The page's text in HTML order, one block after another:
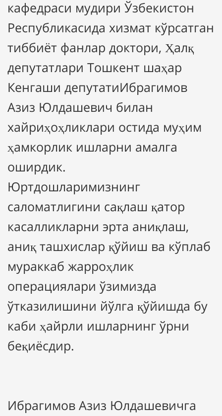
кафедраси мудири Ўзбекистон
Республикасида хизмат кўрсатган
тиббиёт фанлар доктори, Ҳалқ
депутатлари Тошкент шаҳар
Кенгаши депутатиИбрагимов
Азиз Юлдашевич билан
хайриҳоҳликлари остида муҳим
ҳамкорлик ишларни амалга
оширдик.
Юртдошларимизнинг
саломатлигини сақлаш қатор
касалликларни эрта аниқлаш,
аниқ ташхислар қўйиш ва кўплаб
мураккаб жарроҳлик
операциялари ўзимизда
ўтказилишини йўлга қўйишда бу
каби ҳайрли ишларнинг ўрни
беқиёсдир.
Ибрагимов Азиз Юлдашевичга